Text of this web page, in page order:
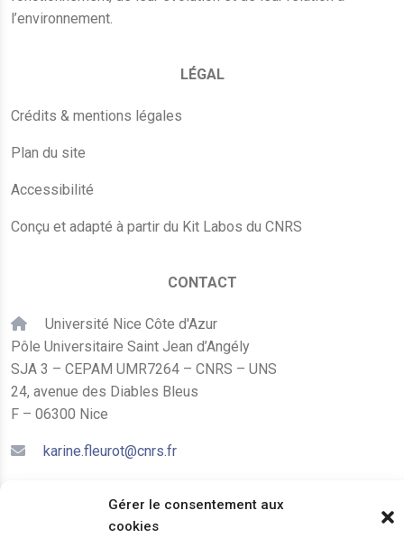
Gérer le consentement aux
cookies
l’environnement.
LÉGAL
Crédits & mentions légales
Plan du site
Accessibilité
Conçu et adapté à partir du Kit Labos du CNRS
CONTACT
Université Nice Côte d'Azur
Pôle Universitaire Saint Jean d’Angély
SJA 3 – CEPAM UMR7264 – CNRS – UNS
24, avenue des Diables Bleus
F – 06300 Nice
karine.fleurot@cnrs.fr